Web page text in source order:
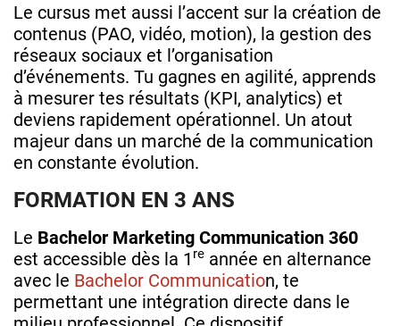
Le cursus met aussi l’accent sur la création de
contenus (PAO, vidéo, motion), la gestion des
réseaux sociaux et l’organisation
d’événements. Tu gagnes en agilité, apprends
à mesurer tes résultats (KPI, analytics) et
deviens rapidement opérationnel. Un atout
majeur dans un marché de la communication
en constante évolution.
FORMATION EN 3 ANS
Le Bachelor Marketing Communication 360
est accessible dès la 1 re année en alternance
avec le Bachelor Communication, te
permettant une intégration directe dans le